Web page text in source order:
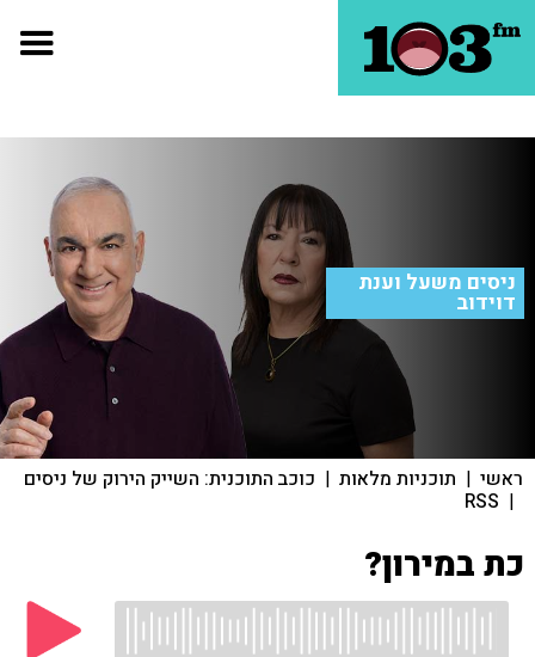
ניסים משעל וענת
דוידוב
ראשי | תוכניות מלאות | כוכב התוכנית: השייק הירוק של ניסים
|
RSS
כת במירון?